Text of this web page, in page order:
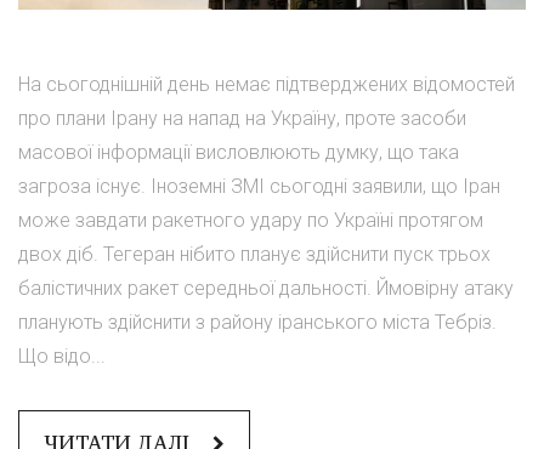
На сьогоднішній день немає підтверджених відомостей
про плани Ірану на напад на Україну, проте засоби
масової інформації висловлюють думку, що така
загроза існує. Іноземні ЗМІ сьогодні заявили, що Іран
може завдати ракетного удару по Україні протягом
двох діб. Тегеран нібито планує здійснити пуск трьох
балістичних ракет середньої дальності. Ймовірну атаку
планують здійснити з району іранського міста Тебріз.
Що відо...
ЧИТАТИ ДАЛІ